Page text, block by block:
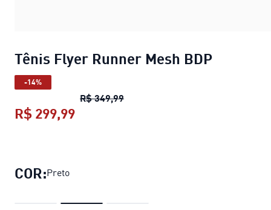
Tênis Flyer Runner Mesh BDP
-14%
R$ 349,99Tênis Flyer Runner Mesh BDP
R$ 299,99
COR:Preto